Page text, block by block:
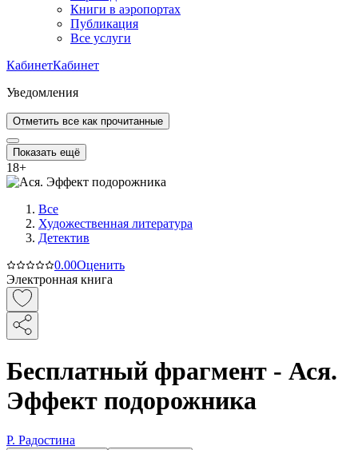
Книги в аэропортах
Публикация
Все услуги
КабинетКабинет
Уведомления
Отметить все как прочитанные
Показать ещё
18+
Все
Художественная литература
Детектив
0.00Оценить
Электронная книга
Бесплатный фрагмент - Ася.
Эффект подорожника
Р. Радостина